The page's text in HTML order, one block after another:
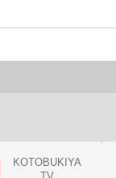
KOTOBUKIYA